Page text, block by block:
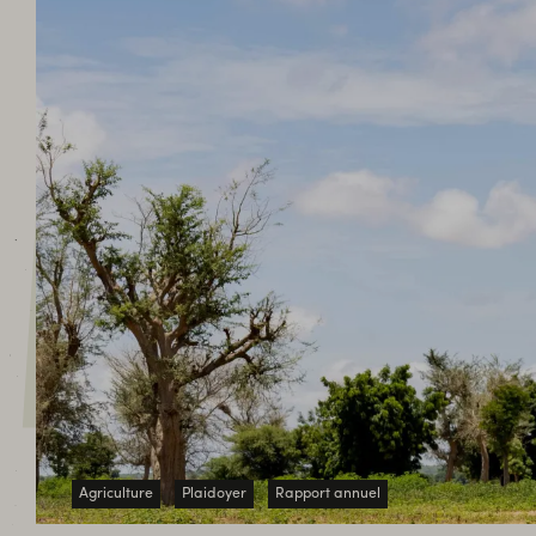
Agriculture Plaidoyer Rapport annuel